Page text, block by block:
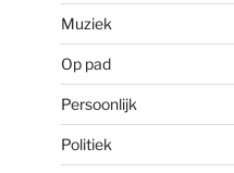
Muziek
Op pad
Persoonlijk
Politiek